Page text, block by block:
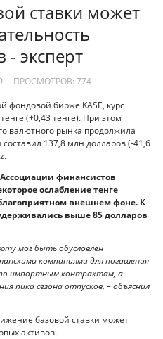
ставки может
- эксперт
ПРОСМОТРОВ: 774
фондовой бирже KASE, курс
(+0,43 тенге). При этом
валютного рынка продолжила
137,8 млн долларов (-41,6
финансистов
ослабление тенге
внешнем фоне. К
выше 85 долларов
мог быть обусловлен
компаниями для погашения
импортным контрактам, а
пика сезона отпусков, – объяснил
базовой ставки может
активов.